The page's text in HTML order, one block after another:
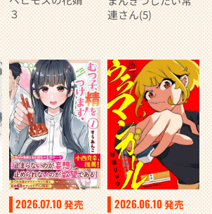
３
連さん(5)
2026.07.10発売 2026.06.10発売